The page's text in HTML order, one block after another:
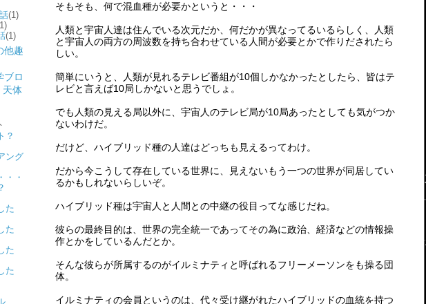
(1)
(1)
？
ング
・
た
た
た
た
そもそも、何で混血種が必要かというと・・・
人類と宇宙人達は住んでいる次元だか、何だかが異なってるいるらしく、人類
と宇宙人の両方の周波数を持ち合わせている人間が必要とかで作りだされたら
しい。
簡単にいうと、人類が見れるテレビ番組が10個しかなかったとしたら、皆はテ
レビと言えば10局しかないと思うでしょ。
でも人類の見える局以外に、宇宙人のテレビ局が10局あったとしても気がつか
ないわけだ。
だけど、ハイブリッド種の人達はどっちも見えるってわけ。
だから今こうして存在している世界に、見えないもう一つの世界が同居してい
るかもしれないらしいぞ。
ハイブリッド種は宇宙人と人間との中継の役目ってな感じだね。
彼らの最終目的は、世界の完全統一であってその為に政治、経済などの情報操
作とかをしているんだとか。
そんな彼らが所属するのがイルミナティと呼ばれるフリーメーソンをも操る団
体。
イルミナティの会員というのは、代々受け継がれたハイブリッドの血統を持つ